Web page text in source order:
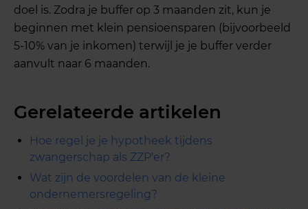
doel is. Zodra je buffer op 3 maanden zit, kun je
beginnen met klein pensioensparen (bijvoorbeeld
5-10% van je inkomen) terwijl je je buffer verder
aanvult naar 6 maanden.
Gerelateerde artikelen
Hoe regel je je hypotheek tijdens
zwangerschap als ZZP'er?
Wat zijn de voordelen van de kleine
ondernemersregeling?